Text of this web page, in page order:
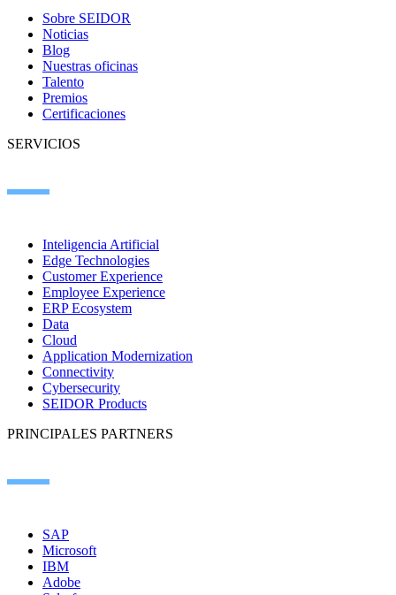
Sobre SEIDOR
Noticias
Blog
Nuestras oficinas
Talento
Premios
Certificaciones
SERVICIOS
Inteligencia Artificial
Edge Technologies
Customer Experience
Employee Experience
ERP Ecosystem
Data
Cloud
Application Modernization
Connectivity
Cybersecurity
SEIDOR Products
PRINCIPALES PARTNERS
SAP
Microsoft
IBM
Adobe